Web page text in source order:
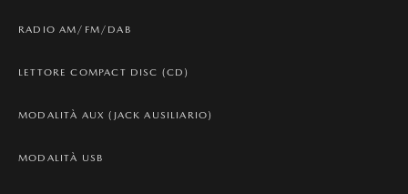
RADIO AM/FM/DAB
LETTORE COMPACT DISC (CD)
MODALITÀ AUX (JACK AUSILIARIO)
MODALITÀ USB